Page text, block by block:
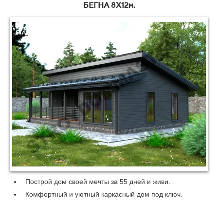
БЕГНА 8Х12м.
Построй дом своей мечты за 55 дней и живи.
Комфортный и уютный каркасный дом под ключ.